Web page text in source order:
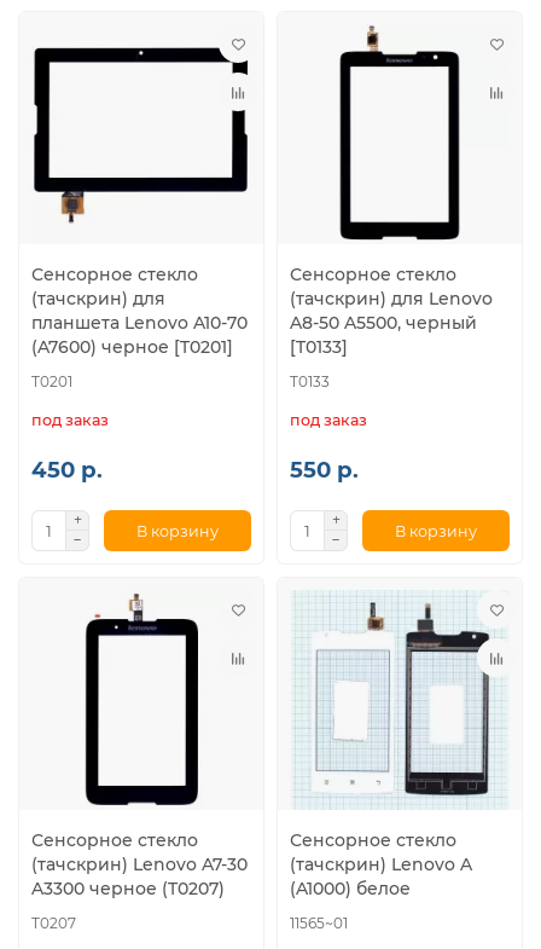
Сенсорное стекло
(тачскрин) для
планшета Lenovo A10-70
(A7600) черное [T0201]
T0201
под заказ
450 р.
В корзину
Сенсорное стекло
(тачскрин) для Lenovo
A8-50 A5500, черный
[T0133]
T0133
под заказ
550 р.
В корзину
Сенсорное стекло
(тачскрин) Lenovo A7-30
A3300 черное (T0207)
T0207
Сенсорное стекло
(тачскрин) Lenovo A
(A1000) белое
11565~01